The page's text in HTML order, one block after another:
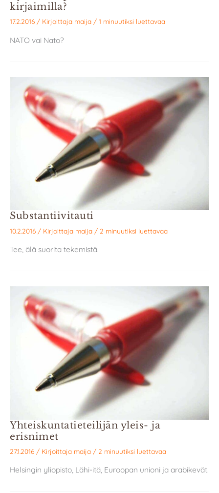
kirjaimilla?
17.2.2016 / Kirjoittaja maija / 1 minuutiksi luettavaa
NATO vai Nato?
Substantiivitauti
10.2.2016 / Kirjoittaja maija / 2 minuutiksi luettavaa
Tee, älä suorita tekemistä.
Yhteiskuntatieteilijän yleis- ja
erisnimet
27.1.2016 / Kirjoittaja maija / 2 minuutiksi luettavaa
Helsingin yliopisto, Lähi-itä, Euroopan unioni ja arabikevät.